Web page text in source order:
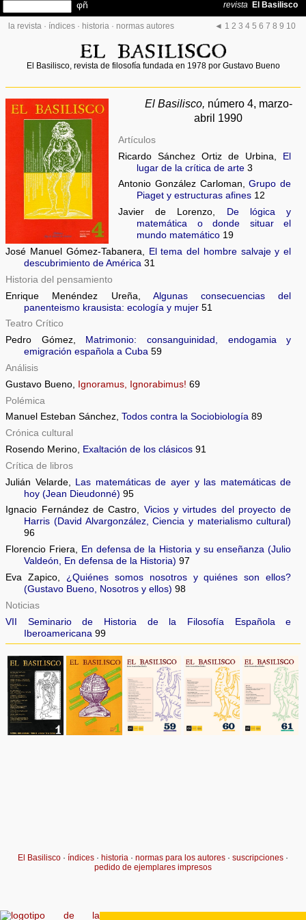
la revista · índices · historia · normas autores ◄ 1 2 3 4 5 6 7 8 9 10
El Basilisco, revista de filosofía fundada en 1978 por Gustavo Bueno
El Basilisco, número 4, marzo-
abril 1990
Artículos
Ricardo Sánchez Ortiz de Urbina, El
lugar de la crítica de arte 3
Antonio González Carloman,Grupo de
Piaget y estructuras afines 12
Javier de Lorenzo,
De lógica y
matemática o donde situar el
mundo matemático 19
José Manuel Gómez-Tabanera, El tema del hombre salvaje y el
descubrimiento de América 31
Historia del pensamiento
Enrique Menéndez Ureña, Algunas consecuencias del
panenteismo krausista: ecología y mujer 51
Teatro Crítico
Pedro Gómez,
Matrimonio: consanguinidad, endogamia y
emigración española a Cuba 59
Análisis
Gustavo Bueno,
Ignoramus, Ignorabimus! 69
Polémica
Manuel Esteban Sánchez,Todos contra la Sociobiología 89
Crónica cultural
Rosendo Merino, Exaltación de los clásicos 91
Crítica de libros
Julián Velarde, Las matemáticas de ayer y las matemáticas de
hoy (Jean Dieudonné) 95
Ignacio Fernández de Castro, Vicios y virtudes del proyecto de
Harris (David Alvargonzález, Ciencia y materialismo cultural)
96
Florencio Friera, En defensa de la Historia y su enseñanza (Julio
Valdeón, En defensa de la Historia) 97
Eva Zapico, ¿Quiénes somos nosotros y quiénes son ellos?
(Gustavo Bueno, Nosotros y ellos) 98
Noticias
VII Seminario de Historia de la Filosofía Española e
Iberoamericana 99
El Basilisco · índices · historia · normas para los autores · suscripciones ·
pedido de ejemplares impresos